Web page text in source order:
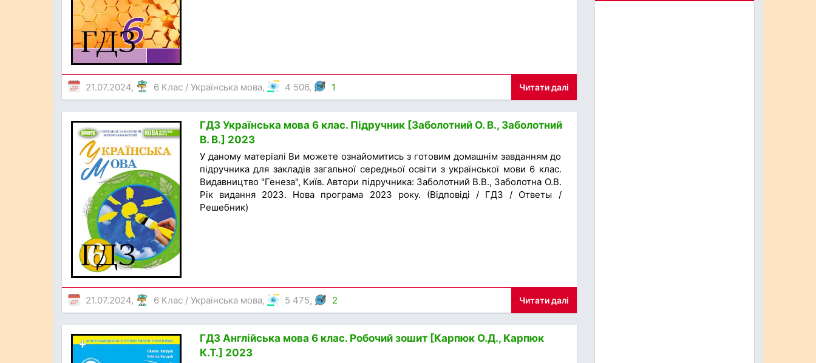
21.07.2024, 6 Клас / Українська мова, 4 506, 1 Читати далі
ГДЗ Українська мова 6 клас. Підручник [Заболотний О. В., Заболотний
В. В.] 2023
У даному матеріалі Ви можете ознайомитись з готовим домашнім завданням до
підручника для закладів загальної середньої освіти з української мови 6 клас.
Видавництво "Генеза", Київ. Автори підручника: Заболотний В.В., Заболотна О.В.
Рік видання 2023. Нова програма 2023 року. (Відповіді / ГДЗ / Ответы /
Решебник)
21.07.2024, 6 Клас / Українська мова, 5 475, 2 Читати далі
ГДЗ Англійська мова 6 клас. Робочий зошит [Карпюк О.Д., Карпюк
К.Т.] 2023